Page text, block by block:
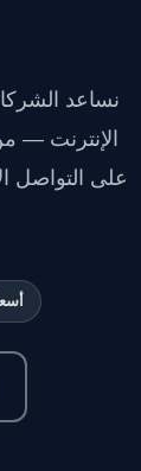
نساعد
الإنترنت
على التواصل